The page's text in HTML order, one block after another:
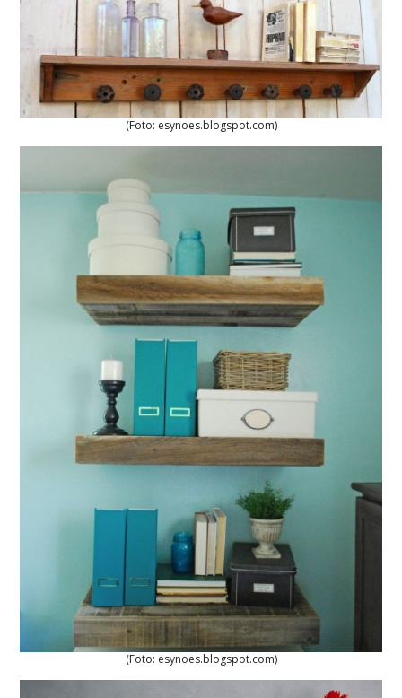
(Foto: esynoes.blogspot.com)
(Foto: esynoes.blogspot.com)